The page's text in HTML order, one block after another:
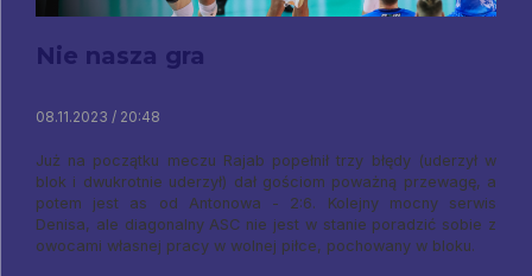
Nie nasza gra
08.11.2023 / 20:48
Już na początku meczu Rajab popełnił trzy błędy (uderzył w
blok i dwukrotnie uderzył) dał gościom poważną przewagę, a
potem jest as od Antonowa - 2:6. Kolejny mocny serwis
Denisa, ale diagonalny ASC nie jest w stanie poradzić sobie z
owocami własnej pracy w wolnej piłce, pochowany w bloku.